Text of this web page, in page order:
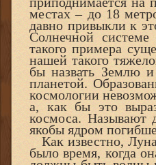
местах – до 18
давно привыкли к
Солнечной
такого примера
нашей такого
бы назвать Землю
планетой.
космологии
а, как бы это
космоса. Называют
якобы ядром
Как известно, Луна
было время, когда